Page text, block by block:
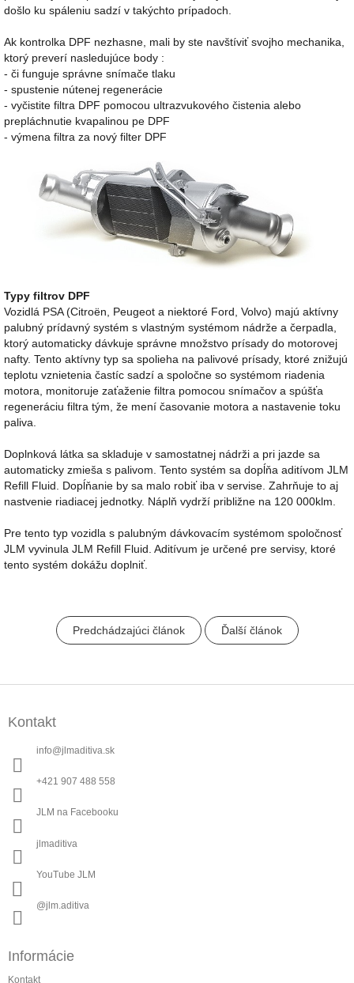
došlo ku spáleniu sadzí v takýchto prípadoch.
Ak kontrolka DPF nezhasne, mali by ste navštíviť svojho mechanika,
ktorý preverí nasledujúce body :
- či funguje správne snímače tlaku
- spustenie nútenej regenerácie
- vyčistite filtra DPF pomocou ultrazvukového čistenia alebo
prepláchnutie kvapalinou pe DPF
- výmena filtra za nový filter DPF
Typy filtrov DPF
Vozidlá PSA (Citroën, Peugeot a niektoré Ford, Volvo) majú aktívny
palubný prídavný systém s vlastným systémom nádrže a čerpadla,
ktorý automaticky dávkuje správne množstvo prísady do motorovej
nafty. Tento aktívny typ sa spolieha na palivové prísady, ktoré znižujú
teplotu vznietenia častíc sadzí a spoločne so systémom riadenia
motora, monitoruje zaťaženie filtra pomocou snímačov a spúšťa
regeneráciu filtra tým, že mení časovanie motora a nastavenie toku
paliva.
Doplnková látka sa skladuje v samostatnej nádrži a pri jazde sa
automaticky zmieša s palivom. Tento systém sa dopĺňa aditívom JLM
Refill Fluid. Dopĺňanie by sa malo robiť iba v servise. Zahrňuje to aj
nastvenie riadiacej jednotky. Náplň vydrží približne na 120 000klm.
Pre tento typ vozidla s palubným dávkovacím systémom spoločnosť
JLM vyvinula JLM Refill Fluid. Aditívum je určené pre servisy, ktoré
tento systém dokážu doplniť.
Predchádzajúci článok Ďalší článok
Kontakt
info@jlmaditiva.sk
+421 907 488 558
JLM na Facebooku
jlmaditiva
YouTube JLM
@jlm.aditiva
Informácie
Kontakt